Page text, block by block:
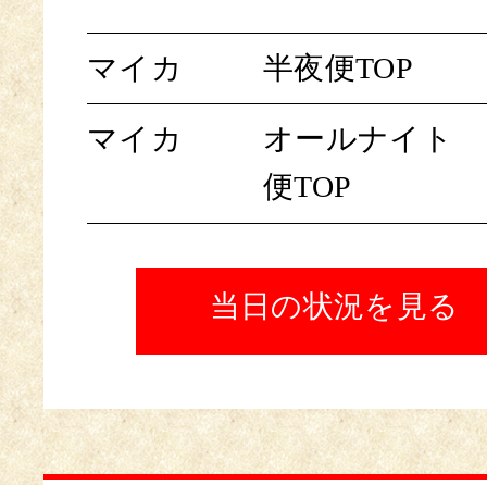
マイカ 半夜便TOP
マイカ
オールナイト
便TOP
当日の状況を見る